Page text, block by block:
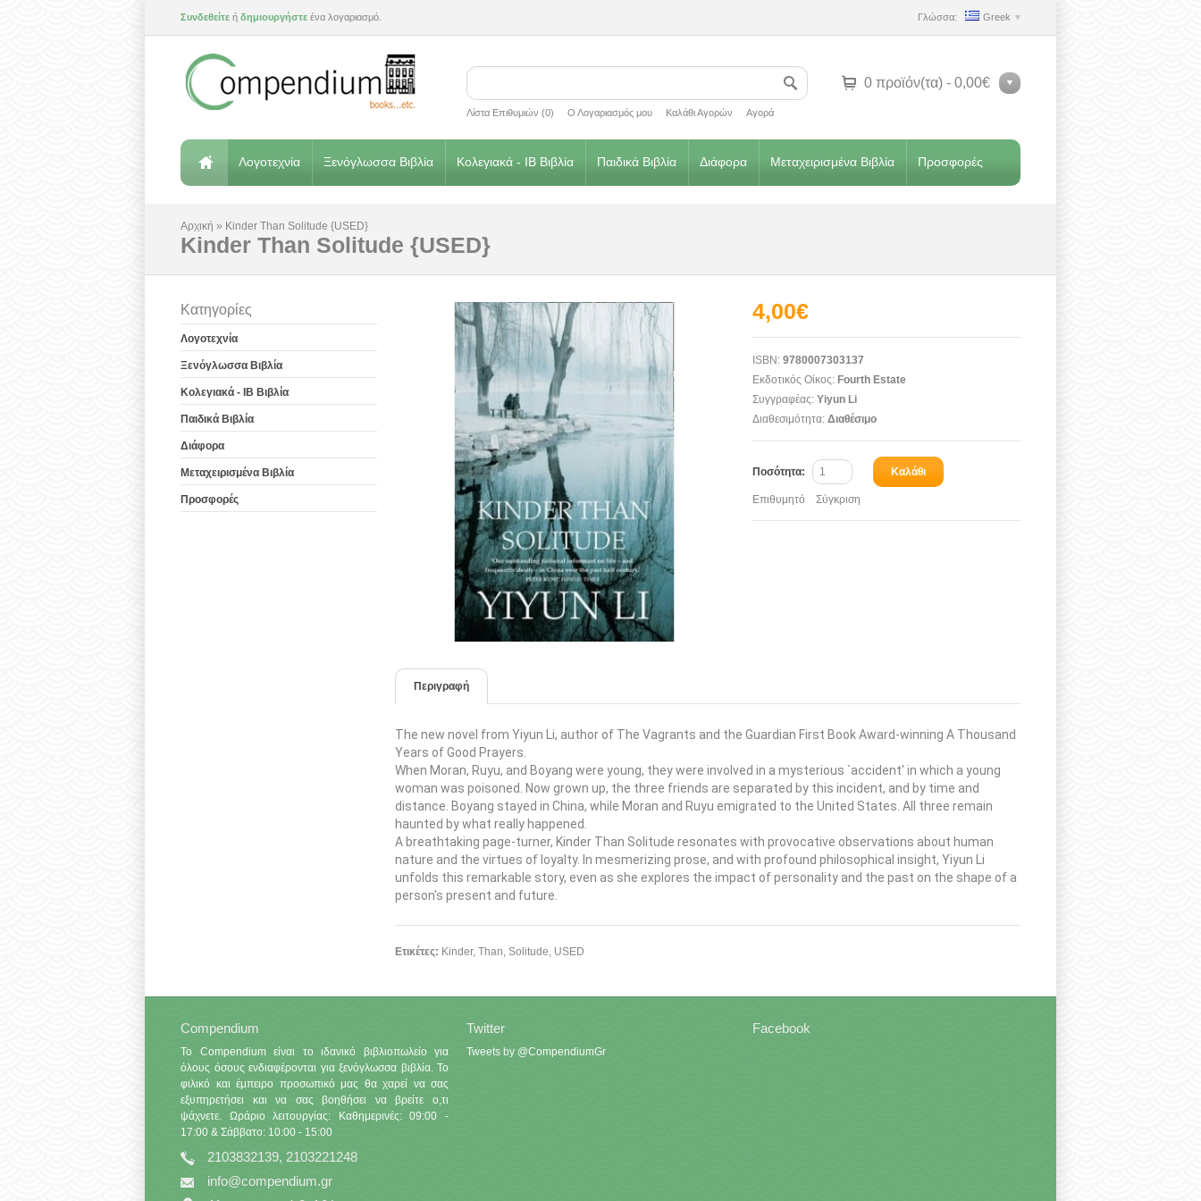
Συνδεθείτε ή δημιουργήστε ένα λογαριασμό. Γλώσσα: Greek
Λίστα Επιθυμιών (0) Ο Λογαριασμός μου Καλάθι Αγορών Αγορά
0 προϊόν(τα) - 0,00€
Λογοτεχνία Ξενόγλωσσα Βιβλία Κολεγιακά - IB Βιβλία Παιδικά Βιβλία Διάφορα Μεταχειρισμένα Βιβλία Προσφορές
Αρχική » Kinder Than Solitude {USED}
Kinder Than Solitude {USED}
Κατηγορίες
Λογοτεχνία
Ξενόγλωσσα Βιβλία
Κολεγιακά - IB Βιβλία
Παιδικά Βιβλία
Διάφορα
Μεταχειρισμένα Βιβλία
Προσφορές
4,00€
ISBN: 9780007303137
Εκδοτικός Οίκος: Fourth Estate
Συγγραφέας: Yiyun Li
Διαθεσιμότητα: Διαθέσιμο
Ποσότητα: Καλάθι
Επιθυμητό Σύγκριση
Περιγραφή
The new novel from Yiyun Li, author of The Vagrants and the Guardian First Book Award-winning A Thousand
Years of Good Prayers.
When Moran, Ruyu, and Boyang were young, they were involved in a mysterious `accident' in which a young
woman was poisoned. Now grown up, the three friends are separated by this incident, and by time and
distance. Boyang stayed in China, while Moran and Ruyu emigrated to the United States. All three remain
haunted by what really happened.
A breathtaking page-turner, Kinder Than Solitude resonates with provocative observations about human
nature and the virtues of loyalty. In mesmerizing prose, and with profound philosophical insight, Yiyun Li
unfolds this remarkable story, even as she explores the impact of personality and the past on the shape of a
person's present and future.
Ετικέτες: Kinder, Than, Solitude, USED
Compendium
Το Compendium είναι το ιδανικό βιβλιοπωλείο για
όλους όσους ενδιαφέρονται για ξενόγλωσσα βιβλία. Το
φιλικό και έμπειρο προσωπικό μας θα χαρεί να σας
εξυπηρετήσει και να σας βοηθήσει να βρείτε ο,τι
ψάχνετε. Ωράριο λειτουργίας: Καθημερινές: 09:00 -
17:00 & Σάββατο: 10:00 - 15:00
2103832139, 2103221248
info@compendium.gr
Twitter
Tweets by @CompendiumGr
Facebook